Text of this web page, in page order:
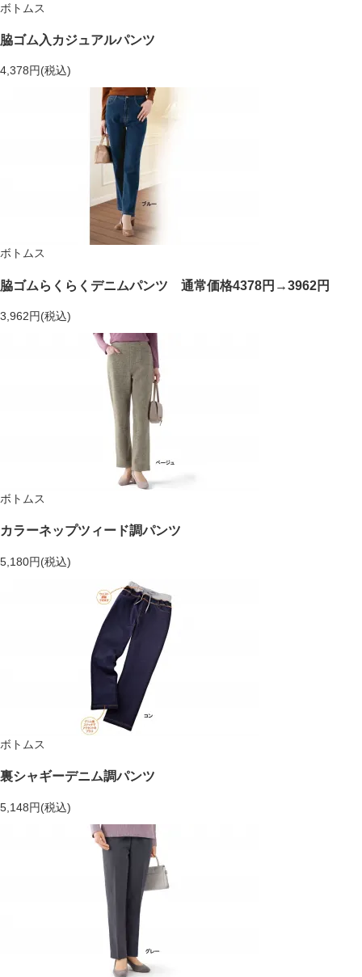
ボトムス
脇ゴム入カジュアルパンツ
4,378円(税込)
ボトムス
脇ゴムらくらくデニムパンツ 通常価格4378円→3962円
3,962円(税込)
ボトムス
カラーネップツィード調パンツ
5,180円(税込)
ボトムス
裏シャギーデニム調パンツ
5,148円(税込)